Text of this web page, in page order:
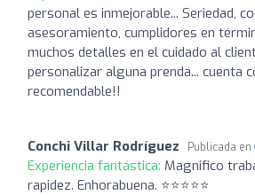
personal es inmejorable... Seriedad,
asesoramiento, cumplidores en
muchos detalles en el cuidado al
personalizar alguna prenda... cuenta
recomendable!!
Conchi Villar Rodríguez Publicada en
Experiencia fantástica: Magnifico
rapidez. Enhorabuena. ⭐⭐⭐⭐⭐